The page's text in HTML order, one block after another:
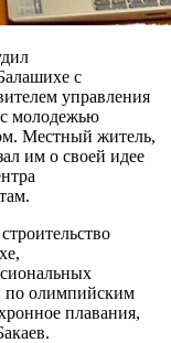
с
управления
с молодежью
Местный житель,
им о своей идее
по олимпийским
плавания,